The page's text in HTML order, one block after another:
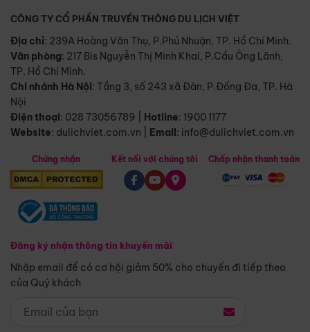
CÔNG TY CỔ PHẦN TRUYỀN THÔNG DU LỊCH VIỆT
Địa chỉ: 239A Hoàng Văn Thụ, P.Phú Nhuận, TP. Hồ Chí Minh.
Văn phòng: 217 Bis Nguyễn Thị Minh Khai, P.Cầu Ông Lãnh,
TP. Hồ Chí Minh.
Chi nhánh Hà Nội: Tầng 3, số 243 xã Đàn, P.Đống Đa, TP. Hà
Nội
Điện thoại: 028 73056789 Hotline: 1900 1177
Website: dulichviet.com.vn Email: info@dulichviet.com.vn
Chứng nhận
Đăng ký nhận thông tin khuyến mãi
Nhập email để có cơ hội giảm 50% cho chuyến đi tiếp theo
của Quý khách
Kết nối với chúng tôi Chấp nhận thanh toán